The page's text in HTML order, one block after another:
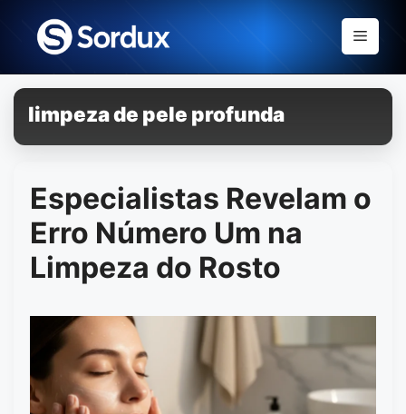
content
Menu
limpeza de pele profunda
Especialistas Revelam o
Erro Número Um na
Limpeza do Rosto